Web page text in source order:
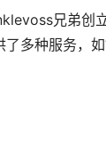
兄弟创
多种服务，